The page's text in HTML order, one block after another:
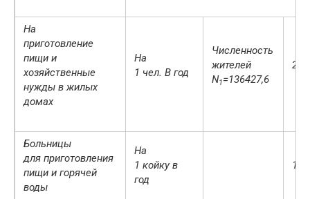
На
приготовление
пищи и
хозяйственные
нужды в жилых
домах
На
1 чел. В год
Численность
жителей
N1=136427,6
Больницы
для приготовления
пищи и горячей
воды
На
1 койку в
год